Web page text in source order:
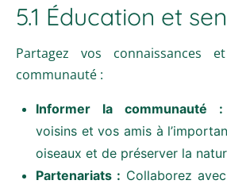
5.1 Éducation et
Partagez vos connaissances
communauté :
Informer la communauté :
voisins et vos amis à
oiseaux et de préserver la
Partenariats : Collaborez